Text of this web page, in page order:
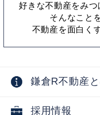
好きな不動産をみつ
そんなこと
不動産を面白く
鎌倉R不動産
採用情報